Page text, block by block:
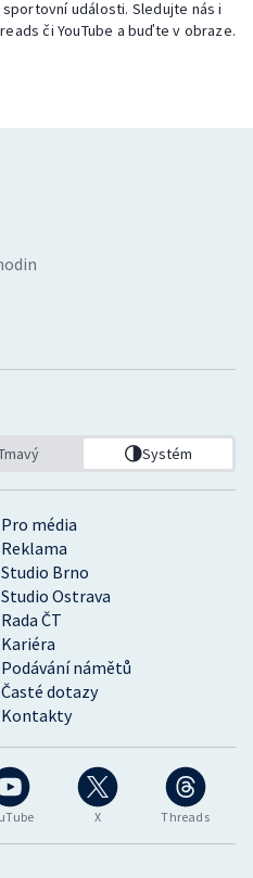
události. Sledujte nás i
či YouTube a buďte v obraze.
X Threads
Pro média
Reklama
Studio Brno
Studio Ostrava
Rada ČT
Kariéra
Podávání námětů
Časté dotazy
Kontakty
Systém